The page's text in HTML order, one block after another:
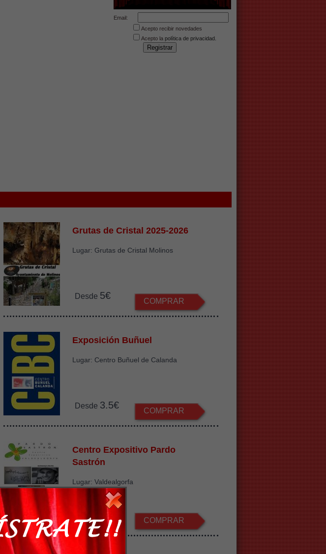
Email:
Acepto recibir novedades
Acepto la política de privacidad.
Grutas de Cristal 2025-2026
Lugar: Grutas de Cristal Molinos
Desde 5€
COMPRAR
Exposición Buñuel
Lugar: Centro Buñuel de Calanda
Desde 3.5€
COMPRAR
Centro Expositivo Pardo
Sastrón
Lugar: Valdealgorfa
Desde 0.5€
COMPRAR